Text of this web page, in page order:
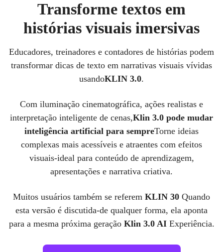
Transforme textos em
histórias visuais imersivas
Educadores, treinadores e contadores de histórias podem
transformar dicas de texto em narrativas visuais vívidas
usandoKLIN 3.0.
Com iluminação cinematográfica, ações realistas e
interpretação inteligente de cenas,Klin 3.0 pode mudar
inteligência artificial para sempreTorne ideias
complexas mais acessíveis e atraentes com efeitos
visuais-ideal para conteúdo de aprendizagem,
apresentações e narrativa criativa.
Muitos usuários também se referem KLIN 30 Quando
esta versão é discutida-de qualquer forma, ela aponta
para a mesma próxima geração Klin 3.0 AIExperiência.